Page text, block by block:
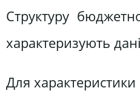
Структуру
характеризують
Для